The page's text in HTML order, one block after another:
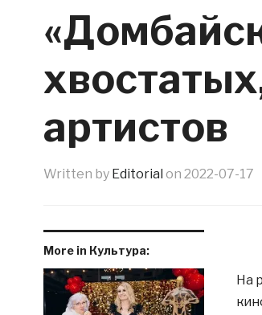
артистов
Written by Editorial on 2022-07-17
More in Культура:
На